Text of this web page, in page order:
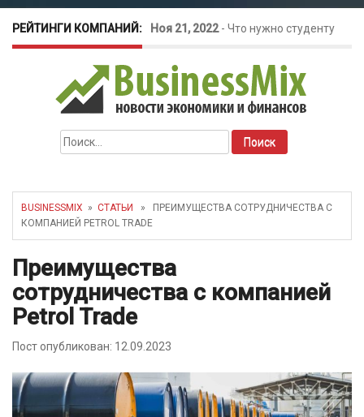
РЕЙТИНГИ КОМПАНИЙ: Ноя 21, 2022- Что нужно студенту
для открытия бизнеса?
Окт 26, 2022-Телефония для
amoCRM: лучшие инструменты для
бизнеса
как защитить свой бизнес?
Найти:
BUSINESSMIX » СТАТЬИ
» ПРЕИМУЩЕСТВА СОТРУДНИЧЕСТВА С
КОМПАНИЕЙ PETROL TRADE
Преимущества
сотрудничества с компанией
Petrol Trade
Пост опубликован: 12.09.2023